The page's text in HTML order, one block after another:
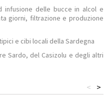
infusione delle bucce in alcol e
giorni, filtrazione e produzione
e cibi locali della Sardegna
Sardo, del Casizolu e degli altri
>
<